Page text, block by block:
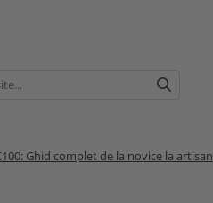
Ghid complet de la novice la artisan